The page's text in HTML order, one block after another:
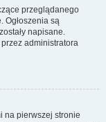
przeglądanego
Ogłoszenia są
napisane.
administratora
na pierwszej stronie